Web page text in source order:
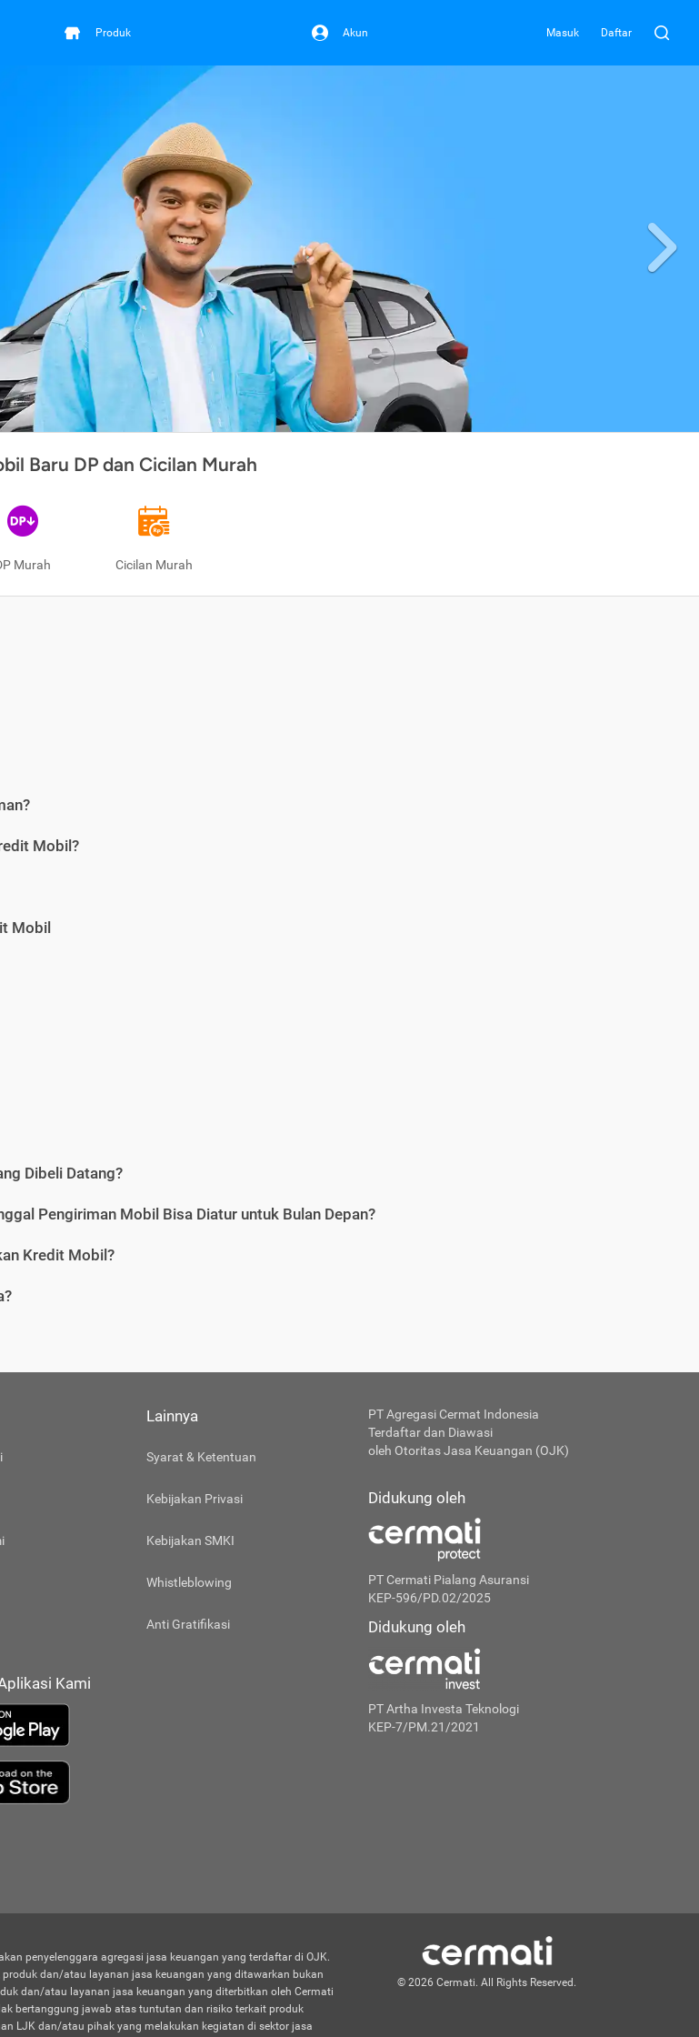
Produk Akun Masuk Daftar
Baru DP dan Cicilan Murah
Murah Cicilan Murah
Mobil?
Mobil
Dibeli Datang?
Pengiriman Mobil Bisa Diatur untuk Bulan Depan?
Kredit Mobil?
Lainnya
Syarat & Ketentuan
Kebijakan Privasi
Kebijakan SMKI
Whistleblowing
Anti Gratifikasi
Kami
PT Agregasi Cermat Indonesia
Terdaftar dan Diawasi
oleh Otoritas Jasa Keuangan (OJK)
Didukung oleh
PT Cermati Pialang Asuransi
KEP-596/PD.02/2025
Didukung oleh
PT Artha Investa Teknologi
KEP-7/PM.21/2021
penyelenggara agregasi jasa keuangan yang terdaftar di OJK.
produk dan/atau layanan jasa keuangan yang ditawarkan bukan
dan/atau layanan jasa keuangan yang diterbitkan oleh Cermati
bertanggung jawab atas tuntutan dan risiko terkait produk
LJK dan/atau pihak yang melakukan kegiatan di sektor jasa
© 2026 Cermati. All Rights Reserved.